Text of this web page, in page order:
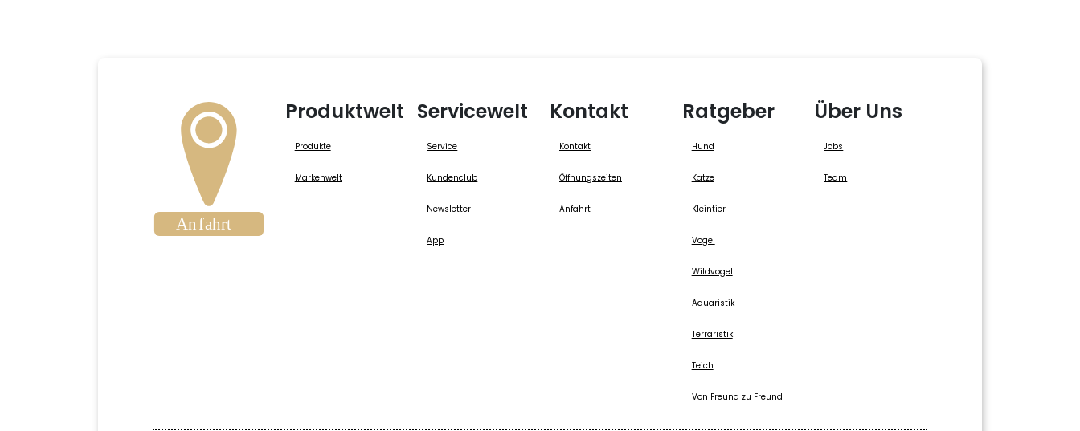
Produktwelt
Produkte
Markenwelt
Servicewelt
Service
Kundenclub
Newsletter
App
Kontakt
Kontakt
Öffnungszeiten
Anfahrt
Ratgeber
Hund
Katze
Kleintier
Vogel
Wildvogel
Aquaristik
Terraristik
Teich
Von Freund zu Freund
Über Uns
Jobs
Team